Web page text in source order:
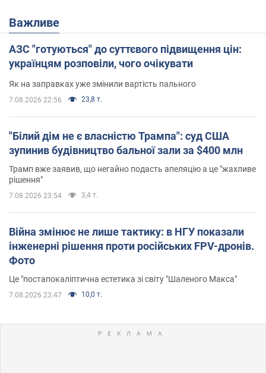
Важливе
АЗС "готуються" до суттєвого підвищення цін:
українцям розповіли, чого очікувати
Як на заправках уже змінили вартість пального
7.08.2026 22:56 23,8 т.
"Білий дім не є власністю Трампа": суд США
зупинив будівництво бальної зали за $400 млн
Трамп вже заявив, що негайно подасть апеляцію а це "жахливе
рішення"
7.08.2026 23:54 3,4 т.
Війна змінює не лише тактику: в НГУ показали
інженерні рішення проти російських FPV-дронів.
Фото
Це "постапокаліптична естетика зі світу "Шаленого Макса"
7.08.2026 23:47 10,0 т.